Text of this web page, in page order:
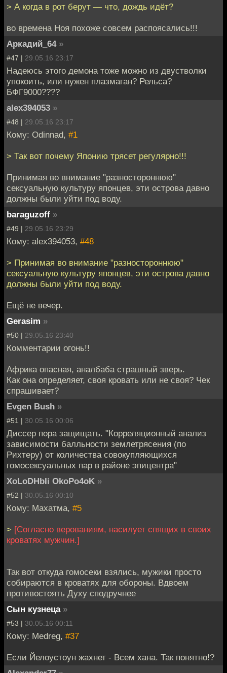
> А когда в рот берут — что, дождь идёт?
во времена Ноя похоже совсем распоясались!!!
Аркадий_64 »
#47 | 29.05.16 23:17
Надеюсь этого демона тоже можно из двустволки
упокоить, или нужен плазмаган? Рельса?
БФГ9000????
alex394053 »
#48 | 29.05.16 23:17
Кому: Odinnad, #1
> Так вот почему Японию трясет регулярно!!!
Принимая во внимание "разностороннюю"
сексуальную культуру японцев, эти острова давно
должны были уйти под воду.
baraguzoff »
#49 | 29.05.16 23:29
Кому: alex394053, #48
> Принимая во внимание "разностороннюю"
сексуальную культуру японцев, эти острова давно
должны были уйти под воду.
Ещё не вечер.
Gerasim »
#50 | 29.05.16 23:40
Комментарии огонь!!
Африка опасная, аналбаба страшный зверь.
Как она определяет, своя кровать или не своя? Чек
спрашивает?
Evgen Bush »
#51 | 30.05.16 00:06
Диссер пора защищать. "Корреляционный анализ
зависимости балльности землетрясения (по
Рихтеру) от количества совокупляющихся
гомосексуальных пар в районе эпицентра"
XoLoDHbIi OkoPo4oK »
#52 | 30.05.16 00:10
Кому: Махатма, #5
> [Согласно верованиям, насилует спящих в своих
кроватях мужчин.]
Так вот откуда гомосеки взялись, мужики просто
собираются в кроватях для обороны. Вдвоем
противостоять Духу сподручнее
Сын кузнеца »
#53 | 30.05.16 00:11
Кому: Medreg, #37
Если Йелоустоун жахнет - Всем хана. Так понятно!?